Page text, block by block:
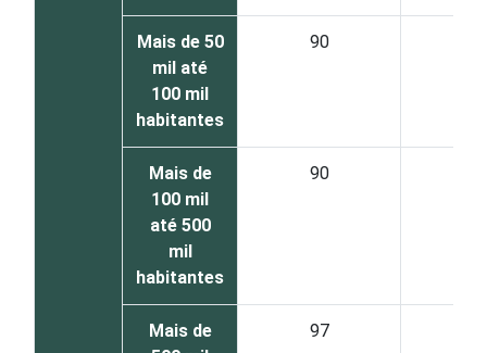
Mais de 50
mil até
100 mil
habitantes
90
Mais de
100 mil
até 500
mil
habitantes
90
Mais de
97